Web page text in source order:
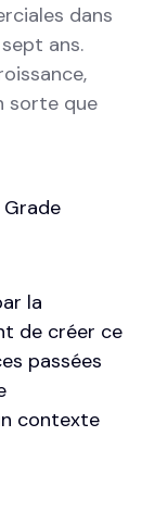
dans
ans.
sorte que
la
de créer ce
passées
contexte